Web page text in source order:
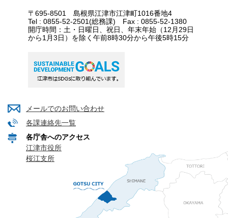
〒695-8501 島根県江津市江津町1016番地4
Tel : 0855-52-2501(総務課) Fax : 0855-52-1380
開庁時間：土・日曜日、祝日、年末年始（12月29日
から1月3日）を除く午前8時30分から午後5時15分
メールでのお問い合わせ
各課連絡先一覧
各庁舎へのアクセス
江津市役所
桜江支所